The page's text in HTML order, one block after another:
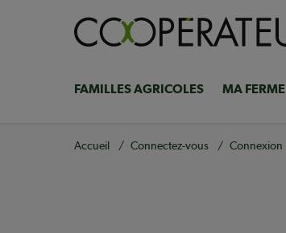
Navigation
principale
FAMILLES AGRICOLES MA FERME
Fil
Accueil Connectez-vous Connexion